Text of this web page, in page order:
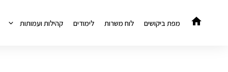
מפת ביקושים לוח משרות לימודים קהילות ועמותות